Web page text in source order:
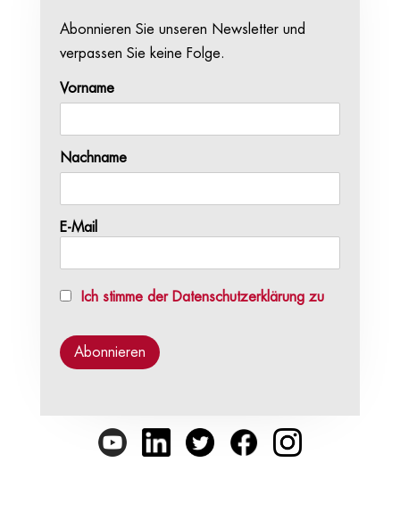
Abonnieren Sie unseren Newsletter und
verpassen Sie keine Folge.
Vorname
Nachname
E-Mail
Ich stimme der Datenschutzerklärung zu